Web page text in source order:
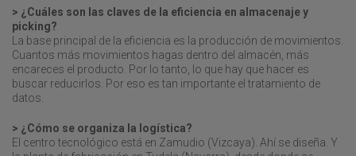
> ¿Cuáles son las claves de la eficiencia en almacenaje y
picking?
La base principal de la eficiencia es la producción de movimientos.
Cuantos más movimientos hagas dentro del almacén, más
encareces el producto. Por lo tanto, lo que hay que hacer es
buscar reducirlos. Por eso es tan importante el tratamiento de
datos.
> ¿Cómo se organiza la logística?
El centro tecnológico está en Zamudio (Vizcaya). Ahí se diseña. Y